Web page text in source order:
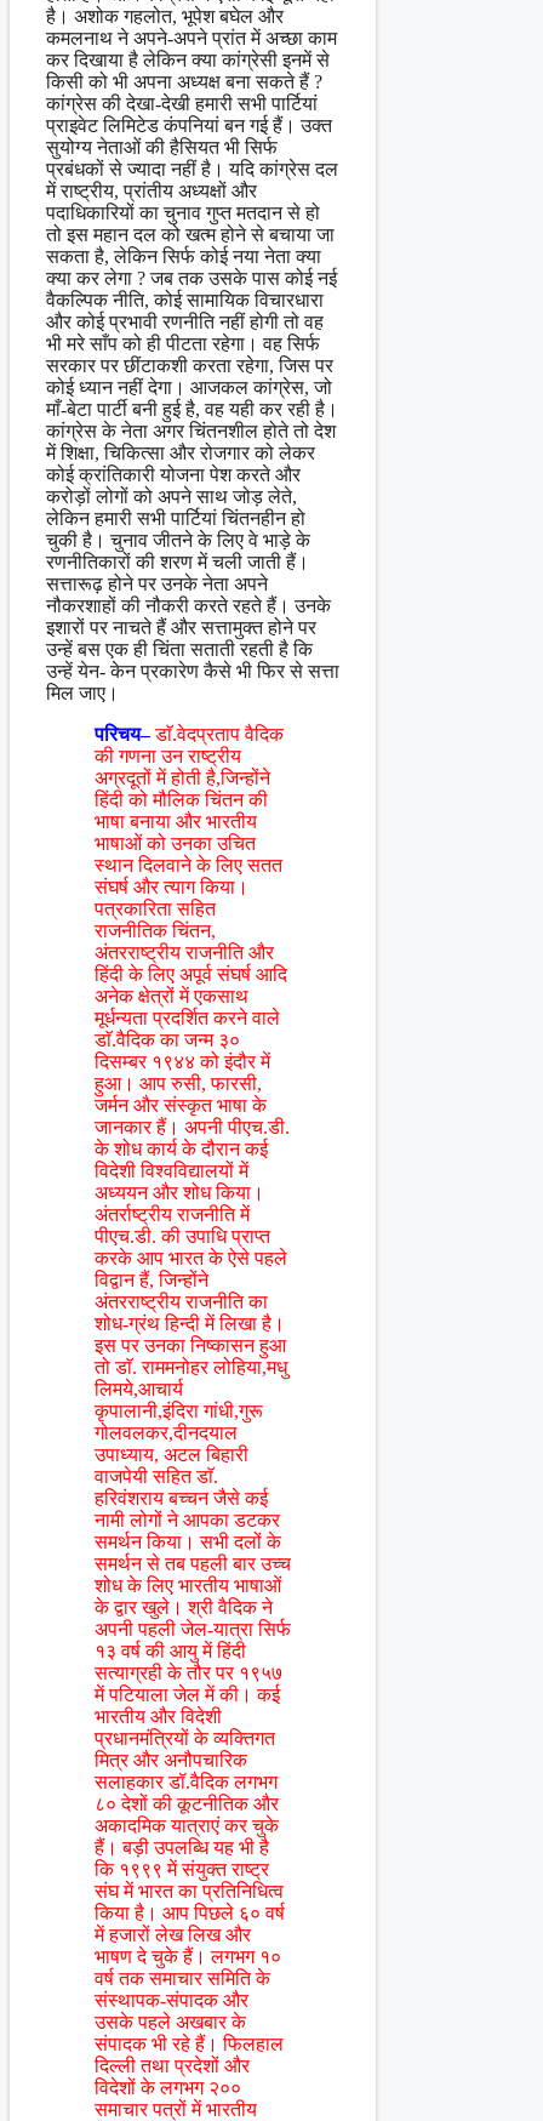
है। अशोक गहलोत, भूपेश बघेल और
कमलनाथ ने अपने-अपने प्रांत में अच्छा काम
कर दिखाया है लेकिन क्या कांग्रेसी इनमें से
किसी को भी अपना अध्यक्ष बना सकते हैं ?
कांग्रेस की देखा-देखी हमारी सभी पार्टियां
प्राइवेट लिमिटेड कंपनियां बन गई हैं। उक्त
सुयोग्य नेताओं की हैसियत भी सिर्फ
प्रबंधकों से ज्यादा नहीं है। यदि कांग्रेस दल
में राष्ट्रीय, प्रांतीय अध्यक्षों और
पदाधिकारियों का चुनाव गुप्त मतदान से हो
तो इस महान दल को खत्म होने से बचाया जा
सकता है, लेकिन सिर्फ कोई नया नेता क्या
क्या कर लेगा ? जब तक उसके पास कोई नई
वैकल्पिक नीति, कोई सामायिक विचारधारा
और कोई प्रभावी रणनीति नहीं होगी तो वह
भी मरे साँप को ही पीटता रहेगा। वह सिर्फ
सरकार पर छींटाकशी करता रहेगा, जिस पर
कोई ध्यान नहीं देगा। आजकल कांग्रेस, जो
माँ-बेटा पार्टी बनी हुई है, वह यही कर रही है।
कांग्रेस के नेता अगर चिंतनशील होते तो देश
में शिक्षा, चिकित्सा और रोजगार को लेकर
कोई क्रांतिकारी योजना पेश करते और
करोड़ों लोगों को अपने साथ जोड़ लेते,
लेकिन हमारी सभी पार्टियां चिंतनहीन हो
चुकी है। चुनाव जीतने के लिए वे भाड़े के
रणनीतिकारों की शरण में चली जाती हैं।
सत्तारूढ़ होने पर उनके नेता अपने
नौकरशाहों की नौकरी करते रहते हैं। उनके
इशारों पर नाचते हैं और सत्तामुक्त होने पर
उन्हें बस एक ही चिंता सताती रहती है कि
उन्हें येन- केन प्रकारेण कैसे भी फिर से सत्ता
मिल जाए।
परिचय– डाॅ.वेदप्रताप वैदिक
की गणना उन राष्ट्रीय
अग्रदूतों में होती है,जिन्होंने
हिंदी को मौलिक चिंतन की
भाषा बनाया और भारतीय
भाषाओं को उनका उचित
स्थान दिलवाने के लिए सतत
संघर्ष और त्याग किया।
पत्रकारिता सहित
राजनीतिक चिंतन,
अंतरराष्ट्रीय राजनीति और
हिंदी के लिए अपूर्व संघर्ष आदि
अनेक क्षेत्रों में एकसाथ
मूर्धन्यता प्रदर्शित करने वाले
डाॅ.वैदिक का जन्म ३०
दिसम्बर १९४४ को इंदौर में
हुआ। आप रुसी, फारसी,
जर्मन और संस्कृत भाषा के
जानकार हैं। अपनी पीएच.डी.
के शोध कार्य के दौरान कई
विदेशी विश्वविद्यालयों में
अध्ययन और शोध किया।
अंतर्राष्ट्रीय राजनीति में
पीएच.डी. की उपाधि प्राप्त
करके आप भारत के ऐसे पहले
विद्वान हैं, जिन्होंने
अंतरराष्ट्रीय राजनीति का
शोध-ग्रंथ हिन्दी में लिखा है।
इस पर उनका निष्कासन हुआ
तो डाॅ. राममनोहर लोहिया,मधु
लिमये,आचार्य
कृपालानी,इंदिरा गांधी,गुरू
गोलवलकर,दीनदयाल
उपाध्याय, अटल बिहारी
वाजपेयी सहित डाॅ.
हरिवंशराय बच्चन जैसे कई
नामी लोगों ने आपका डटकर
समर्थन किया। सभी दलों के
समर्थन से तब पहली बार उच्च
शोध के लिए भारतीय भाषाओं
के द्वार खुले। श्री वैदिक ने
अपनी पहली जेल-यात्रा सिर्फ
१३ वर्ष की आयु में हिंदी
सत्याग्रही के तौर पर १९५७
में पटियाला जेल में की। कई
भारतीय और विदेशी
प्रधानमंत्रियों के व्यक्तिगत
मित्र और अनौपचारिक
सलाहकार डॉ.वैदिक लगभग
८० देशों की कूटनीतिक और
अकादमिक यात्राएं कर चुके
हैं। बड़ी उपलब्धि यह भी है
कि १९९९ में संयुक्त राष्ट्र
संघ में भारत का प्रतिनिधित्व
किया है। आप पिछले ६० वर्ष
में हजारों लेख लिख और
भाषण दे चुके हैं। लगभग १०
वर्ष तक समाचार समिति के
संस्थापक-संपादक और
उसके पहले अखबार के
संपादक भी रहे हैं। फिलहाल
दिल्ली तथा प्रदेशों और
विदेशों के लगभग २००
समाचार पत्रों में भारतीय